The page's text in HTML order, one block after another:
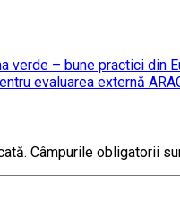
verde – bune practici din
evaluarea externă
Câmpurile obligatorii